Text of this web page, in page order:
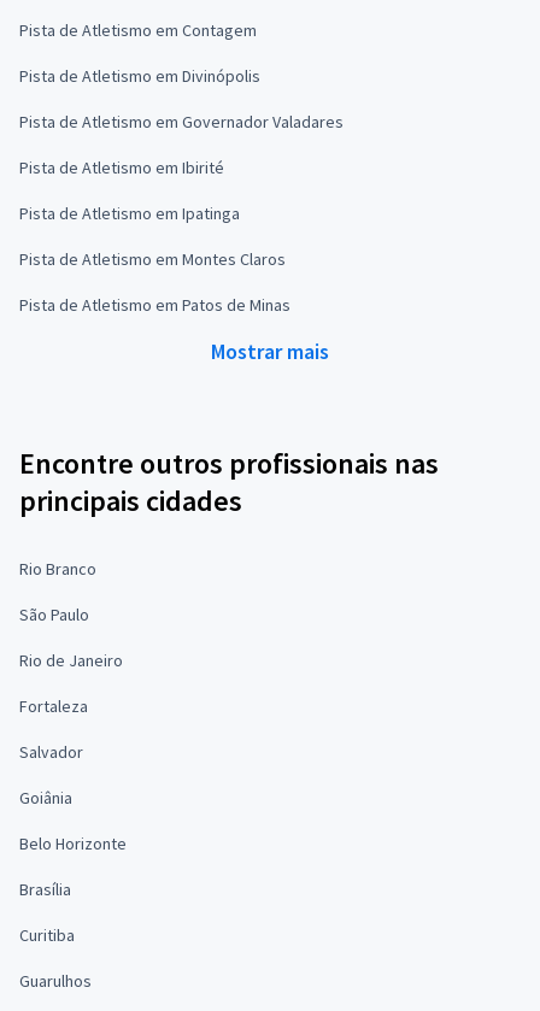
Pista de Atletismo em Contagem
Pista de Atletismo em Divinópolis
Pista de Atletismo em Governador Valadares
Pista de Atletismo em Ibirité
Pista de Atletismo em Ipatinga
Pista de Atletismo em Montes Claros
Pista de Atletismo em Patos de Minas
Mostrar mais
Encontre outros profissionais nas
principais cidades
Rio Branco
São Paulo
Rio de Janeiro
Fortaleza
Salvador
Goiânia
Belo Horizonte
Brasília
Curitiba
Guarulhos